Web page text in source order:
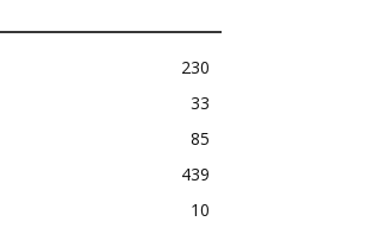
230
33
85
439
10